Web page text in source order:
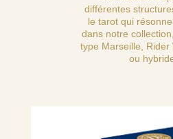
différentes
le tarot qui
dans notre
type Marseille, Rider
ou